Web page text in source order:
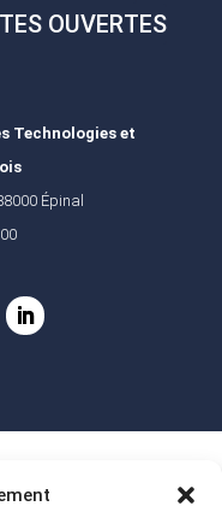
OUVERTES
Technologies et
Épinal